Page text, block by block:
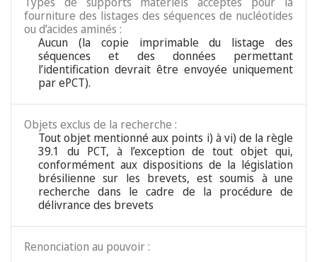
fourniture des listages des séquences de nucléotides
ou d’acides aminés :
Aucun (la copie imprimable du listage des
séquences et des données permettant
l’identification devrait être envoyée uniquement
par ePCT).
Objets exclus de la recherche :
Tout objet mentionné aux points i) à vi) de la règle
39.1 du PCT, à l’exception de tout objet qui,
conformément aux dispositions de la législation
brésilienne sur les brevets, est soumis à une
recherche dans le cadre de la procédure de
délivrance des brevets
Renonciation au pouvoir :